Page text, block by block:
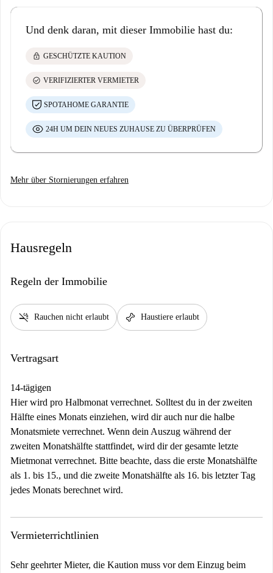
Und denk daran, mit dieser Immobilie hast du:
lock GESCHÜTZTE KAUTION
check_circle VERIFIZIERTER VERMIETER
SPOTAHOME GARANTIE
24H UM DEIN NEUES ZUHAUSE ZU ÜBERPRÜFEN
Mehr über Stornierungen erfahren
Hausregeln
Regeln der Immobilie
smoke_free Rauchen nicht erlaubt pet_supplies Haustiere erlaubt
Vertragsart
14-tägigen
Hier wird pro Halbmonat verrechnet. Solltest du in der zweiten
Hälfte eines Monats einziehen, wird dir auch nur die halbe
Monatsmiete verrechnet. Wenn dein Auszug während der
zweiten Monatshälfte stattfindet, wird dir der gesamte letzte
Mietmonat verrechnet. Bitte beachte, dass die erste Monatshälfte
als 1. bis 15., und die zweite Monatshälfte als 16. bis letzter Tag
jedes Monats berechnet wird.
Vermieterrichtlinien
Sehr geehrter Mieter, die Kaution muss vor dem Einzug beim